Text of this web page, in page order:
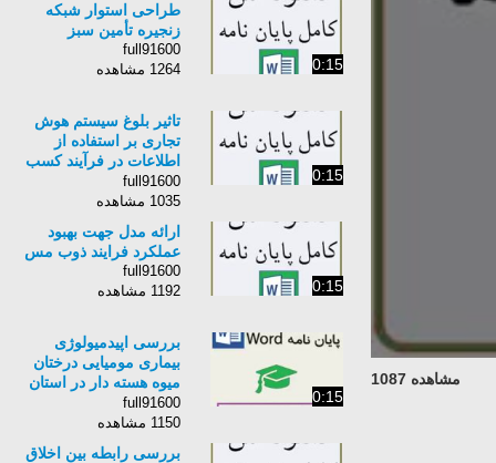
مشاهده 1087
0:15
طراحی استوار شبکه
زنجیره تأمین سبز
full91600
1264 مشاهده
0:15
تاثیر بلوغ سیستم هوش
تجاری بر استفاده از
اطلاعات در فرآیند کسب
و کار
full91600
1035 مشاهده
0:15
ارائه مدل جهت بهبود
عملکرد فرایند ذوب مس
full91600
1192 مشاهده
0:15
بررسی اپیدمیولوژی
بیماری مومیایی درختان
میوه هسته دار در استان
گلستان
full91600
1150 مشاهده
بررسی رابطه بین اخلاق